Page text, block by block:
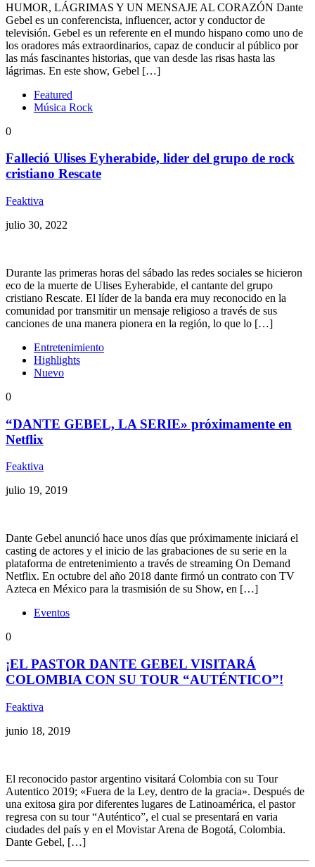
HUMOR, LÁGRIMAS Y UN MENSAJE AL CORAZÓN Dante
Gebel es un conferencista, influencer, actor y conductor de
televisión. Gebel es un referente en el mundo hispano como uno de
los oradores más extraordinarios, capaz de conducir al público por
las más fascinantes historias, que van desde las risas hasta las
lágrimas. En este show, Gebel […]
Featured
Música Rock
0
Falleció Ulises Eyherabide, lider del grupo de rock
cristiano Rescate
Feaktiva
julio 30, 2022
Durante las primeras horas del sábado las redes sociales se hicieron
eco de la muerte de Ulises Eyherabide, el cantante del grupo
cristiano Rescate. El líder de la banda era muy reconocido en la
comunidad por transmitir un mensaje religioso a través de sus
canciones de una manera pionera en la región, lo que lo […]
Entretenimiento
Highlights
Nuevo
0
“DANTE GEBEL, LA SERIE» próximamente en
Netflix
Feaktiva
julio 19, 2019
Dante Gebel anunció hace unos días que próximamente iniciará el
casting de actores y el inicio de las grabaciones de su serie en la
plataforma de entretenimiento a través de streaming On Demand
Netflix. En octubre del año 2018 dante firmó un contrato con TV
Azteca en México para la trasmisión de su Show, en […]
Eventos
0
¡EL PASTOR DANTE GEBEL VISITARÁ
COLOMBIA CON SU TOUR “AUTÉNTICO”!
Feaktiva
junio 18, 2019
El reconocido pastor argentino visitará Colombia con su Tour
Autentico 2019; «Fuera de la Ley, dentro de la gracia». Después de
una exitosa gira por diferentes lugares de Latinoamérica, el pastor
regresa con su tour “Auténtico”, el cual se presentará en varia
ciudades del país y en el Movistar Arena de Bogotá, Colombia.
Dante Gebel, […]